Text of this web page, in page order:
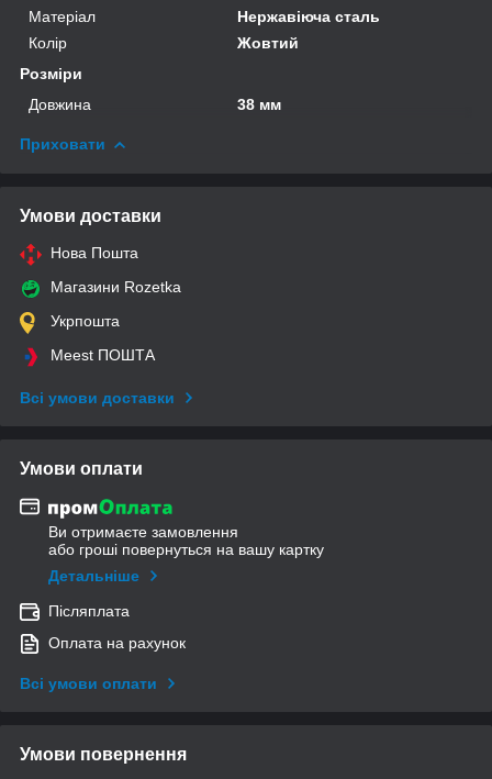
Матеріал
Нержавіюча сталь
Колір
Жовтий
Розміри
Довжина
38 мм
Приховати
Умови доставки
Нова Пошта
Магазини Rozetka
Укрпошта
Meest ПОШТА
Всі умови доставки
Умови оплати
Ви отримаєте замовлення
або гроші повернуться на вашу картку
Детальніше
Післяплата
Оплата на рахунок
Всі умови оплати
Умови повернення